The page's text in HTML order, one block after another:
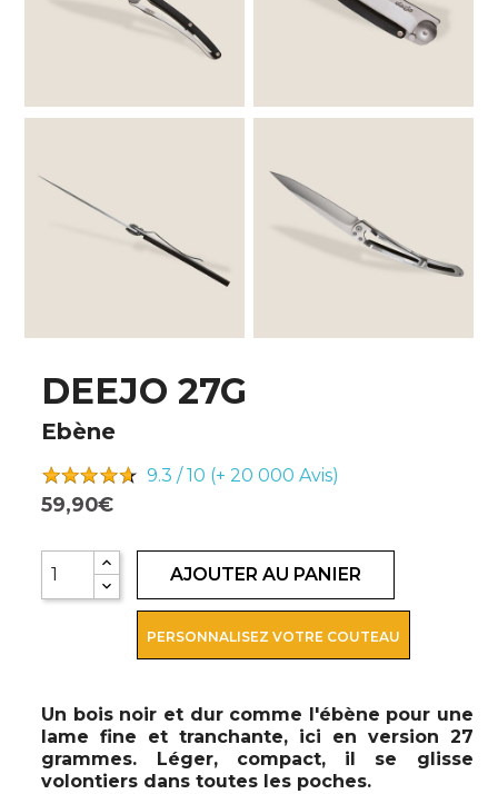
DEEJO 27G
Ebène
9.3 / 10 (+ 20 000 Avis)
59,90€
AJOUTER AU PANIER
PERSONNALISEZ VOTRE COUTEAU
Un bois noir et dur comme l'ébène pour une
lame fine et tranchante, ici en version 27
grammes. Léger, compact, il se glisse
volontiers dans toutes les poches.